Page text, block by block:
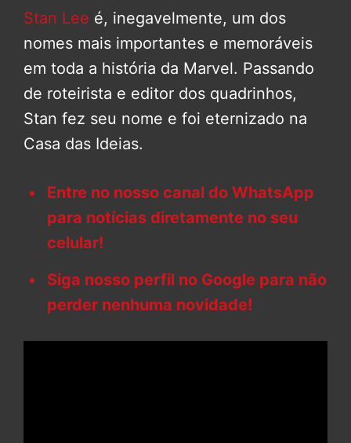
Stan Lee é, inegavelmente, um dos
nomes mais importantes e memoráveis
em toda a história da Marvel. Passando
de roteirista e editor dos quadrinhos,
Stan fez seu nome e foi eternizado na
Casa das Ideias.
Entre no nosso canal do WhatsApp
para notícias diretamente no seu
celular!
Siga nosso perfil no Google para não
perder nenhuma novidade!